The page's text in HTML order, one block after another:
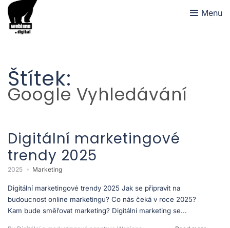
Menu
Štítek:
Google Vyhledávání
Digitální marketingové
trendy 2025
2025 Marketing
Digitální marketingové trendy 2025 Jak se připravit na
budoucnost online marketingu? Co nás čeká v roce 2025?
Kam bude směřovat marketing? Digitální marketing se...